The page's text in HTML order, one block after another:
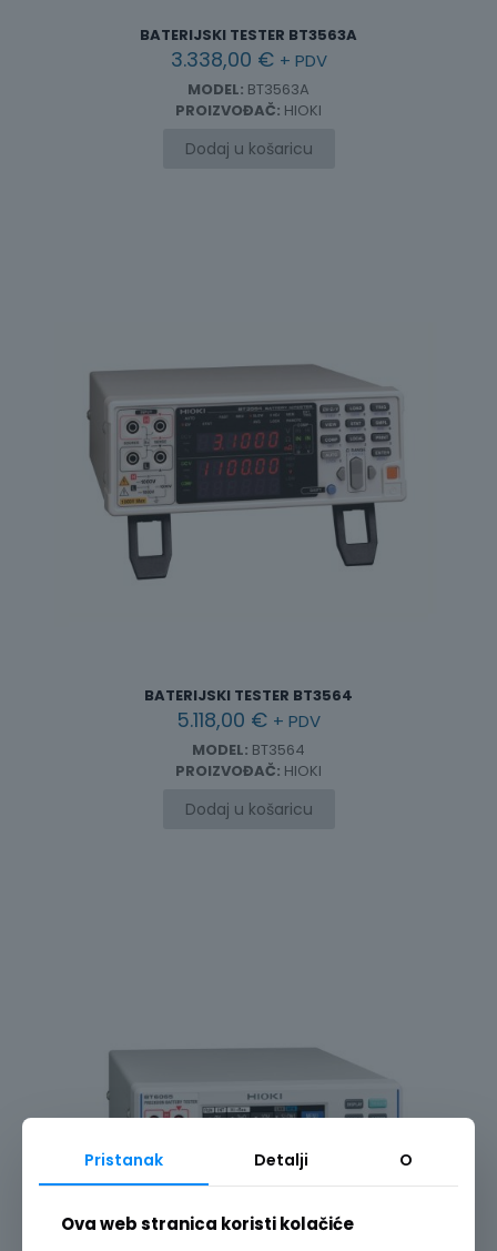
BATERIJSKI TESTER BT3563A
3.338,00 € + PDV
MODEL: BT3563A
PROIZVOĐAČ: HIOKI
Dodaj u košaricu
BATERIJSKI TESTER BT3564
5.118,00 € + PDV
MODEL: BT3564
PROIZVOĐAČ: HIOKI
Dodaj u košaricu
Pristanak Detalji O
Ova web stranica koristi kolačiće